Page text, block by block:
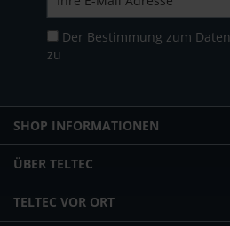
Der Bestimmung zum
zu
SHOP INFORMATIONEN
ÜBER TELTEC
TELTEC VOR ORT